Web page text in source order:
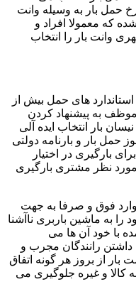
حمل بار به وسیله وانت
که معمولا افراد و
وانت بار را انتخاب
های حمل بیش از
به پیشنهاد کردن
بار انتخاب ایده آلی
بار و بارنامه دولتی
بارگیری در اختیار
نظر مشتری بارگیری
فوق و صرفا به جهت
را به ماشین باربری ناآشنا
با خود آن ها می
رانندگان مجرب و
بار از بروز هر گونه اتفاق
کالا و غیره جلوگیری می